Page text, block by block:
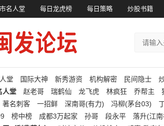
名人堂 每日龙虎榜 每日策略 炒股书籍
堂 国际大神 新秀游资 机构解密 民间隐士
人堂
赵老哥 瑞鹤仙 龙飞虎 林疯狂 乔帮主
著名刺客 一招鲜 深南哥(有力) 冯柳(茅台03)
榜中榜 成都3万起家 孙哥 段永平 落升(江